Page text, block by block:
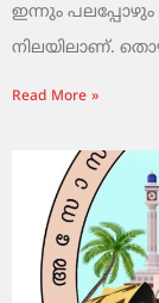
ഇന്നും പലപ്പോഴും
നിലയിലാണ്.
Read More »